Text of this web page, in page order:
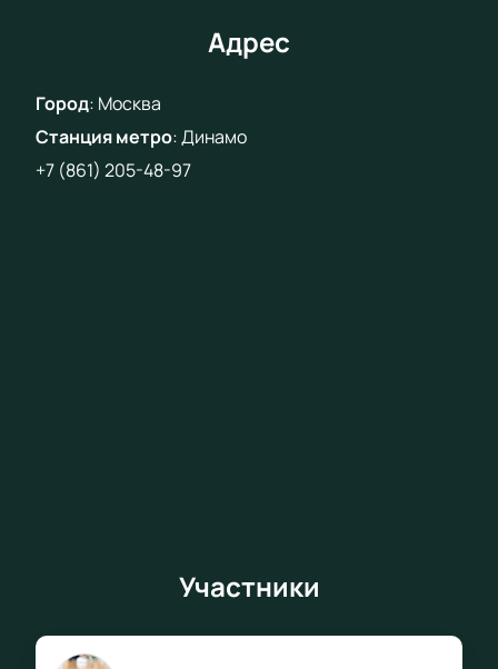
спортивным событием, которое оставит яркие
впечатления на долгое время.
Адрес
Город: Москва
Станция метро:Динамо
+7 (861) 205-48-97
Участники